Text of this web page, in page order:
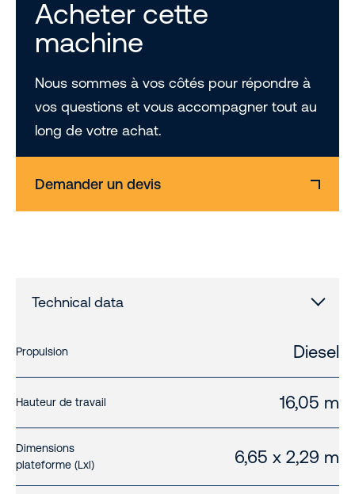
Acheter cette
machine
Nous sommes à vos côtés pour répondre à
vos questions et vous accompagner tout au
long de votre achat.
Demander un devis
Technical data
Propulsion Diesel
Hauteur de travail 16,05 m
Dimensions
plateforme (Lxl)
6,65 x 2,29 m